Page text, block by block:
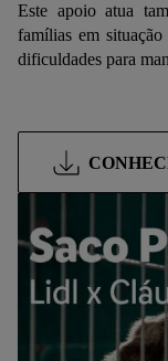
Este apoio atua
famílias em
dificuldades para